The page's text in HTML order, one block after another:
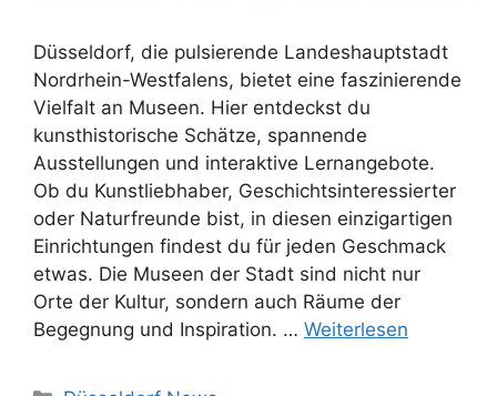
Düsseldorf, die pulsierende Landeshauptstadt
Nordrhein-Westfalens, bietet eine faszinierende
Vielfalt an Museen. Hier entdeckst du
kunsthistorische Schätze, spannende
Ausstellungen und interaktive Lernangebote.
Ob du Kunstliebhaber, Geschichtsinteressierter
oder Naturfreunde bist, in diesen einzigartigen
Einrichtungen findest du für jeden Geschmack
etwas. Die Museen der Stadt sind nicht nur
Orte der Kultur, sondern auch Räume der
Begegnung und Inspiration. … Weiterlesen